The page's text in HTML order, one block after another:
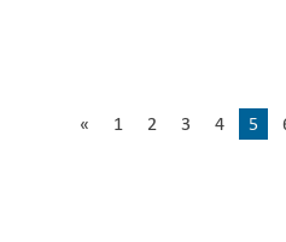
« 1 2 3 4 5